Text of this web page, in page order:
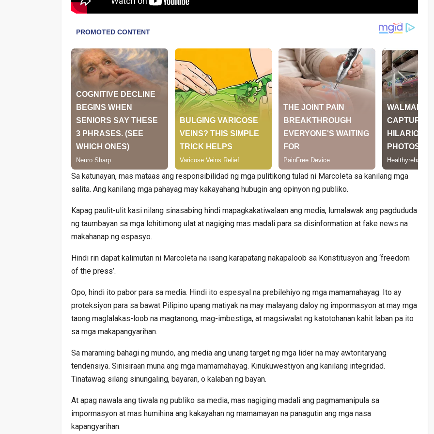
Sa katunayan, mas mataas ang responsibilidad ng mga pulitikong tulad ni Marcoleta sa kanilang mga
salita. Ang kanilang mga pahayag may kakayahang hubugin ang opinyon ng publiko.
Kapag paulit-ulit kasi nilang sinasabing hindi mapagkakatiwalaan ang media, lumalawak ang pagdududa
ng taumbayan sa mga lehitimong ulat at nagiging mas madali para sa disinformation at fake news na
makahanap ng espasyo.
Hindi rin dapat kalimutan ni Marcoleta na isang karapatang nakapaloob sa Konstitusyon ang ‘freedom
of the press’.
Opo, hindi ito pabor para sa media. Hindi ito espesyal na prebilehiyo ng mga mamamahayag. Ito ay
proteksiyon para sa bawat Pilipino upang matiyak na may malayang daloy ng impormasyon at may mga
taong maglalakas-loob na magtanong, mag-imbestiga, at magsiwalat ng katotohanan kahit laban pa ito
sa mga makapangyarihan.
Sa maraming bahagi ng mundo, ang media ang unang target ng mga lider na may awtoritaryang
tendensiya. Sinisiraan muna ang mga mamamahayag. Kinukuwestiyon ang kanilang integridad.
Tinatawag silang sinungaling, bayaran, o kalaban ng bayan.
At apag nawala ang tiwala ng publiko sa media, mas nagiging madali ang pagmamanipula sa
impormasyon at mas humihina ang kakayahan ng mamamayan na panagutin ang mga nasa
kapangyarihan.